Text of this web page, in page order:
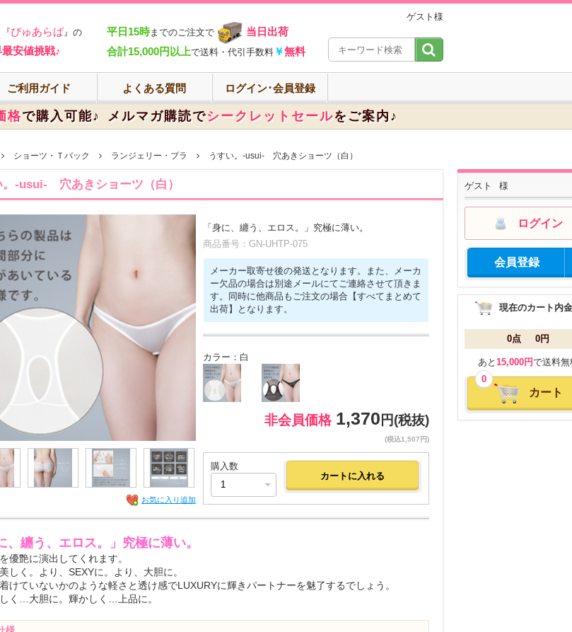
ゲスト様
ぴゅあらば』の
安値挑戦♪
平日15時までのご注文で
当日出荷
合計15,000円以上で送料・代引手数料 ￥無料
ご利用ガイド よくある質問 ログイン･会員登録
格で購入可能♪ メルマガ購読でシークレットセールをご案内♪
ショーツ・Ｔバック ランジェリー・ブラ うすい。-usui- 穴あきショーツ（白）
ゲスト 様
ログイン
会員登録
現在のカート内
0点 0円
あと 15,000円で送料無
0
カート
。-usui- 穴あきショーツ（白）
お気に入り追加
「身に、纏う、エロス。」究極に薄い。
商品番号：GN-UHTP-075
メーカー取寄せ後の発送となります。また、メーカ
ー欠品の場合は別途メールにてご連絡させて頂きま
す。同時に他商品もご注文の場合【すべてまとめて
出荷】となります。
カラー： 白
非会員価格 1,370 円(税抜)
(税込1,507円)
購入数
、纏う、エロス。」究極に薄い。
優艶に演出してくれます。
しく。より、SEXYに。より、大胆に。
けていないかのような軽さと透け感でLUXURYに輝きパートナーを魅了するでしょう。
く…大胆に。輝かしく…上品に。